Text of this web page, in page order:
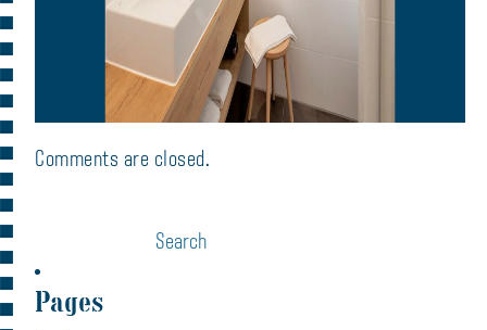
Comments are closed.
Pages